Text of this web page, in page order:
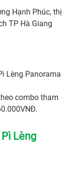
Hạnh Phúc, thị
TP Hà Giang
Lèng Panorama
combo tham
Lèng